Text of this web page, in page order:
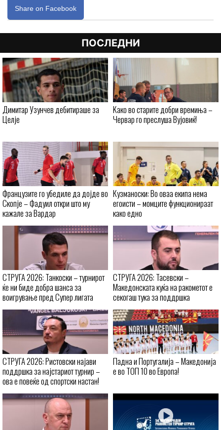
Share on Facebook
ПОСЛЕДНИ
Димитар Узунчев дебитираше за
Целје
Kaко во старите добри времиња –
Червар го преслуша Вујовиќ!
Французите го убедиле да дојде во
Скопје – Фадуил откри што му
кажале за Вардар
Кузманоски: Во оваа екипа нема
егоисти – момците функционираат
како едно
СТРУГА 2026: Танкоски – турнирот
ќе ни биде добра шанса за
воигрување пред Супер лигата
СТРУГА 2026: Тасевски –
Македонската куќа на ракометот е
секогаш тука за поддршка
СТРУГА 2026: Ристовски најави
поддршка за најстариот турнир –
ова е повеќе од спортски настан!
Падна и Португалија – Македонија
е во ТОП 10 во Европа!